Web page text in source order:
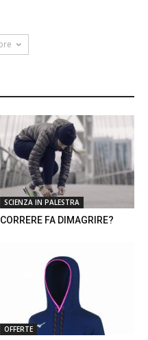
SCIENZA IN PALESTRA
CORRERE FA DIMAGRIRE?
OFFERTE